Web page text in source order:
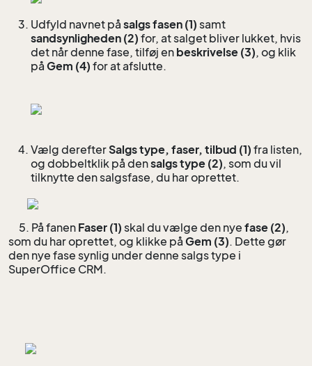
Udfyld navnet på salgs fasen (1) samt
sandsynligheden (2) for, at salget bliver lukket, hvis
det når denne fase, tilføj en beskrivelse (3), og klik
på Gem (4) for at afslutte.
Vælg derefterSalgs type, faser, tilbud (1) fra listen,
og dobbeltklik på densalgs type (2), som du vil
tilknytte den salgsfase, du har oprettet.
5. På fanen Faser (1) skal du vælge den nye fase (2),
som du har oprettet, og klikke på Gem (3). Dette gør
den nye fase synlig under denne salgs type i
SuperOffice CRM.